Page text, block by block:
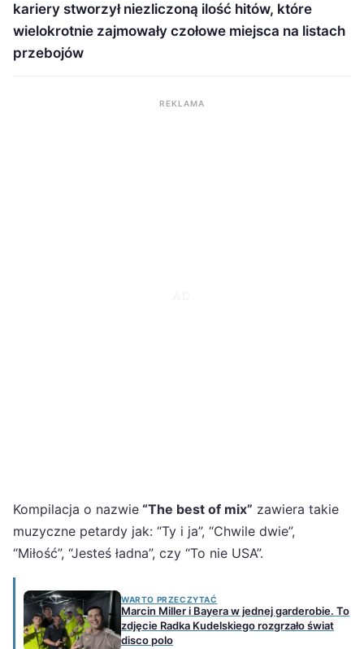
kariery stworzył niezliczoną ilość hitów, które
wielokrotnie zajmowały czołowe miejsca na listach
przebojów
REKLAMA
Kompilacja o nazwie “The best of mix” zawiera takie
muzyczne petardy jak: “Ty i ja”, “Chwile dwie”,
“Miłość”, “Jesteś ładna”, czy “To nie USA”.
WARTO PRZECZYTAĆ
Marcin Miller i Bayera w jednej garderobie. To
zdjęcie Radka Kudelskiego rozgrzało świat
disco polo